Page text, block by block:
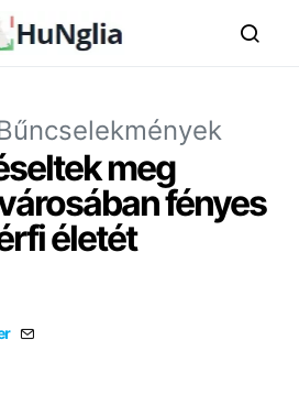
meg
fényes
életét